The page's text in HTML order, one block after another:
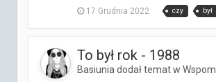
17 Grudnia 2022 czy był
To był rok - 1988
Basiunia dodał temat w